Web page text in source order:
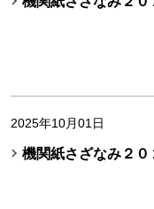
2025年10月01日
機関紙さざなみ２